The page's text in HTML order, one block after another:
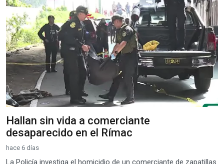
Hallan sin vida a comerciante
desaparecido en el Rímac
hace 6 días